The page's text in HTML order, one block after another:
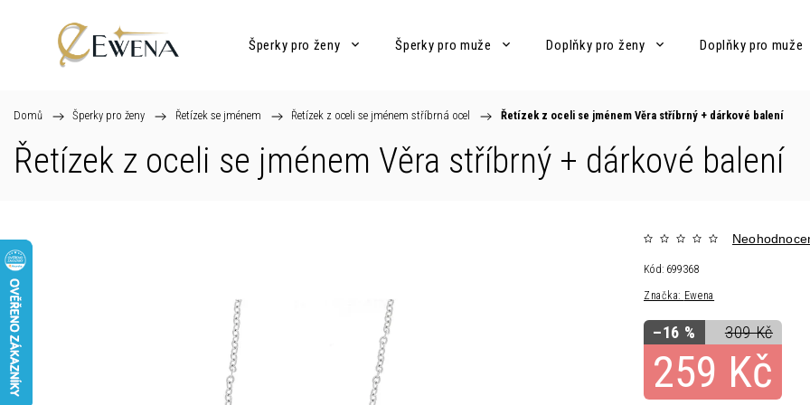
Šperky pro ženy Šperky pro muže Doplňky pro ženy Doplňky pro muže
Domů / Šperky pro ženy / Řetízek se jménem / Řetízek z oceli se jménem stříbrná ocel / Řetízek z oceli se jménem Věra stříbrný + dárkové balení
Řetízek z oceli se jménem Věra stříbrný + dárkové balení
Značka: Ewena
309 Kč
–16 %
259 Kč
Kód: 699368